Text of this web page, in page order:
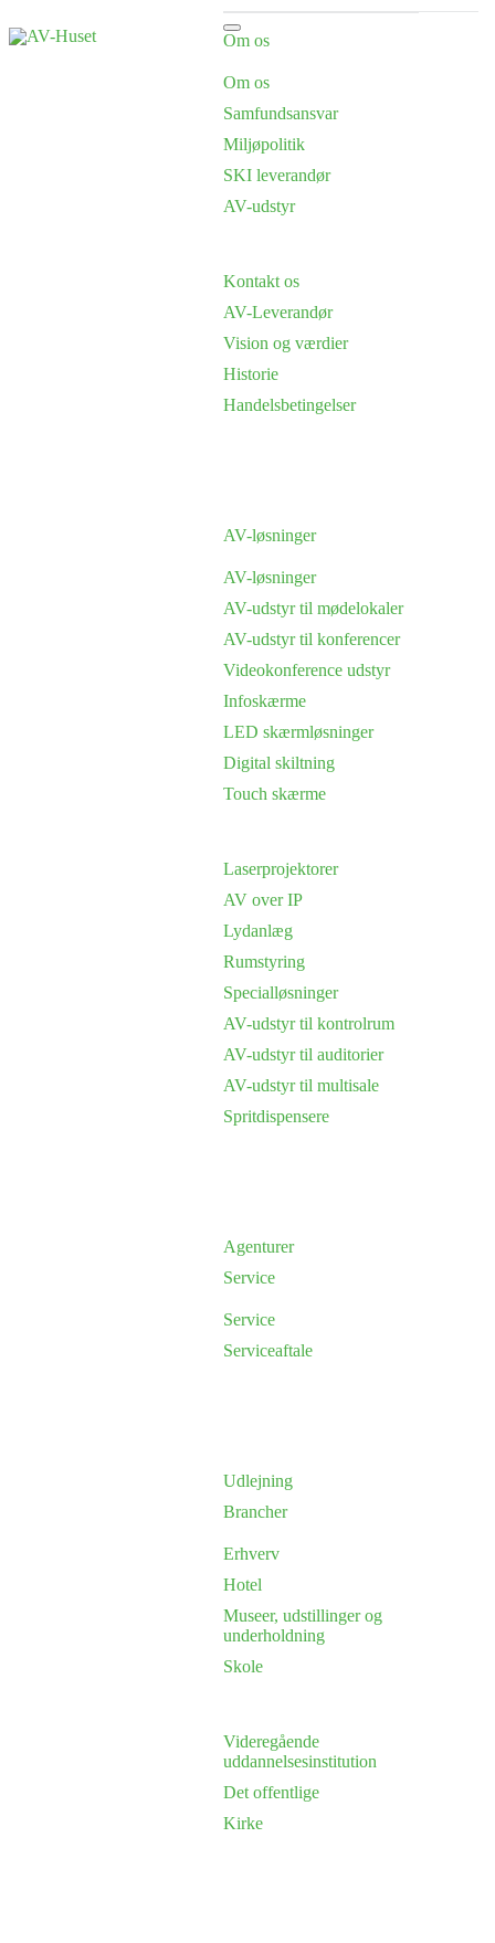
Om os
Om os
Samfundsansvar
Miljøpolitik
SKI leverandør
AV-udstyr
Kontakt os
AV-Leverandør
Vision og værdier
Historie
Handelsbetingelser
AV-løsninger
AV-løsninger
AV-udstyr til mødelokaler
AV-udstyr til konferencer
Videokonference udstyr
Infoskærme
LED skærmløsninger
Digital skiltning
Touch skærme
Laserprojektorer
AV over IP
Lydanlæg
Rumstyring
Specialløsninger
AV-udstyr til kontrolrum
AV-udstyr til auditorier
AV-udstyr til multisale
Spritdispensere
Agenturer
Service
Service
Serviceaftale
Udlejning
Brancher
Erhverv
Hotel
Museer, udstillinger og
underholdning
Skole
Videregående
uddannelsesinstitution
Det offentlige
Kirke